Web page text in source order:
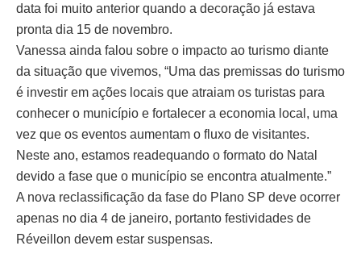
data foi muito anterior quando a decoração já estava
pronta dia 15 de novembro.
Vanessa ainda falou sobre o impacto ao turismo diante
da situação que vivemos, “Uma das premissas do turismo
é investir em ações locais que atraiam os turistas para
conhecer o município e fortalecer a economia local, uma
vez que os eventos aumentam o fluxo de visitantes.
Neste ano, estamos readequando o formato do Natal
devido a fase que o município se encontra atualmente.”
A nova reclassificação da fase do Plano SP deve ocorrer
apenas no dia 4 de janeiro, portanto festividades de
Réveillon devem estar suspensas.